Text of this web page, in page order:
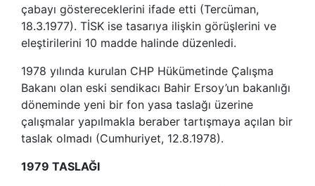
çabayı göstereceklerini ifade etti (Tercüman,
18.3.1977). TİSK ise tasarıya ilişkin görüşlerini ve
eleştirilerini 10 madde halinde düzenledi.
1978 yılında kurulan CHP Hükümetinde Çalışma
Bakanı olan eski sendikacı Bahir Ersoy’un bakanlığı
döneminde yeni bir fon yasa taslağı üzerine
çalışmalar yapılmakla beraber tartışmaya açılan bir
taslak olmadı (Cumhuriyet, 12.8.1978).
1979 TASLAĞI